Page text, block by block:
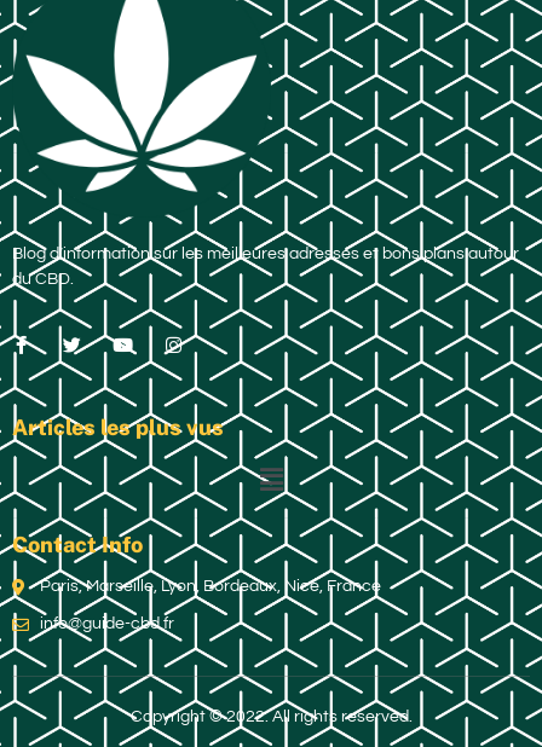
Blog d’information sur les meilleures adresses et bons plans autour
du CBD.
Articles les plus vus
Contact Info
Paris, Marseille, Lyon, Bordeaux, Nice, France
info@guide-cbd.fr
Copyright © 2022. All rights reserved.